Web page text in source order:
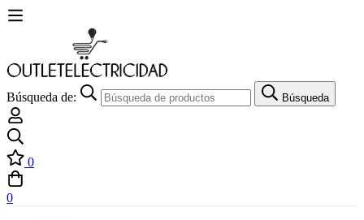
Búsqueda de: Búsqueda
0
0